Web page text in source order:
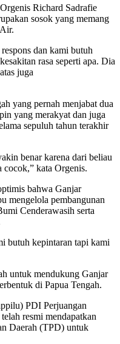
Richard Sadrafie
sosok yang memang
dan kami butuh
rasa seperti apa. Dia
juga
yang pernah menjabat dua
yang merakyat dan juga
sepuluh tahun terakhir
benar karena dari beliau
cocok,” kata Orgenis.
bahwa Ganjar
mengelola pembangunan
Cenderawasih serta
butuh kepintaran tapi kami
untuk mendukung Ganjar
di Papua Tengah.
PDI Perjuangan
resmi mendapatkan
Daerah (TPD) untuk